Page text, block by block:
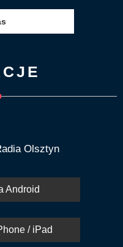
Olsztyn
Android
/ iPad